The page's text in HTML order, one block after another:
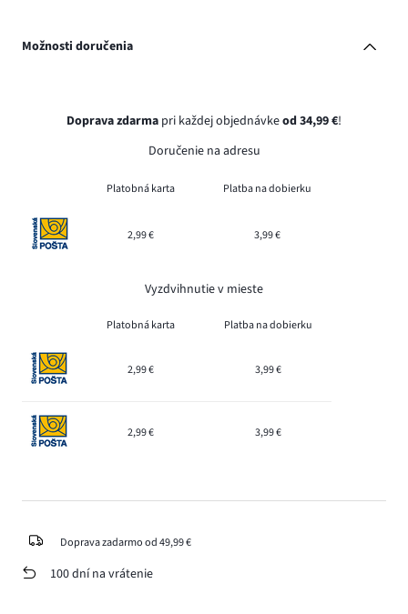
Možnosti doručenia
Doprava zdarma pri každej objednávkeod 34,99 €!
Doručenie na adresu
Platobná karta Platba na dobierku
2,99 € 3,99 €
Vyzdvihnutie v mieste
Platobná karta Platba na dobierku
2,99 € 3,99 €
2,99 € 3,99 €
Doprava zadarmo od 49,99 €
100 dní na vrátenie